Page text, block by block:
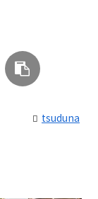
tsuduna